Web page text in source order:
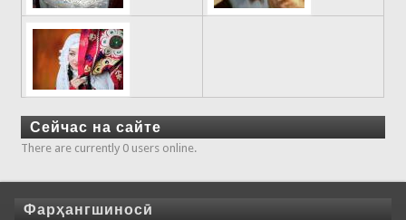
Сейчас на сайте
There are currently 0 users online.
Фарҳангшиносӣ